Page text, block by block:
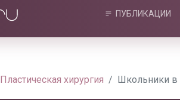
ПУБЛИКАЦИИ
Пластическая хирургия Школьники в